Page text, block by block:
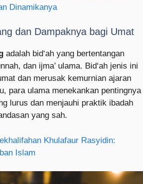
Dinamikanya
dan Dampaknya bagi Umat
adalah bid‘ah yang bertentangan
dan ijma’ ulama. Bid‘ah jenis ini
dan merusak kemurnian ajaran
para ulama menekankan pentingnya
lurus dan menjauhi praktik ibadah
yang sah.
Khulafaur Rasyidin:
Islam